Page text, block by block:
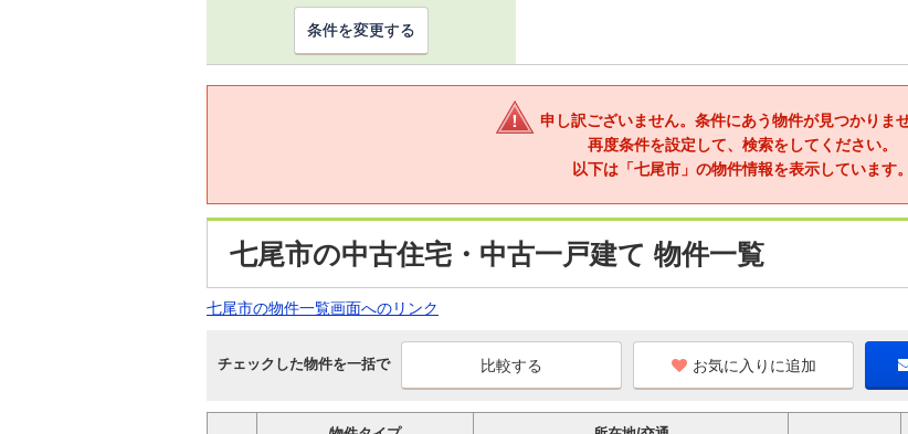
条件を変更する
申し訳ございません。条件にあう物件が見つかりま
再度条件を設定して、検索をしてください。
以下は「七尾市」の物件情報を表示しています。
七尾市の中古住宅・中古一戸建て 物件一覧
七尾市の物件一覧画面へのリンク
チェックした物件を一括で お気に入りに追加